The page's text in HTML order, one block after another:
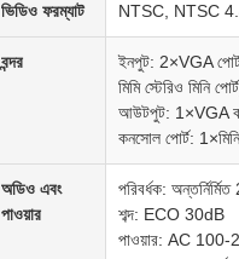
ভিডিও ফরম্যাট NTSC, NTSC
বন্দর
ইনপুট: 2×VGA
মিমি স্টেরিও মিনি
আউটপুট: 1×VGA
কনসোল পোর্ট:
অডিও এবং
পাওয়ার
পরিবর্ধক:
শব্দ: ECO 30dB
পাওয়ার: AC